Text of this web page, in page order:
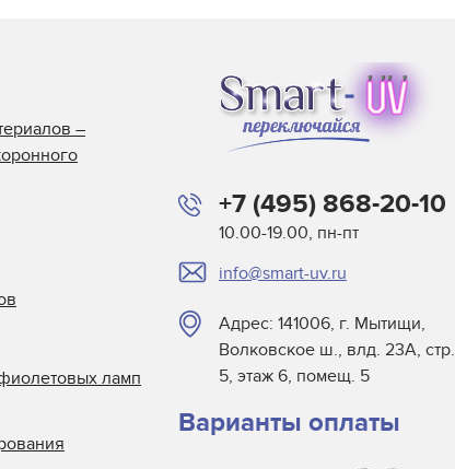
+7 (495) 868-20-10
10.00-19.00, пн-пт
info@smart-uv.ru
Адрес: 141006, г. Мытищи,
Волковское ш., влд. 23А, стр.
5, этаж 6, помещ. 5
Варианты оплаты
–
ламп